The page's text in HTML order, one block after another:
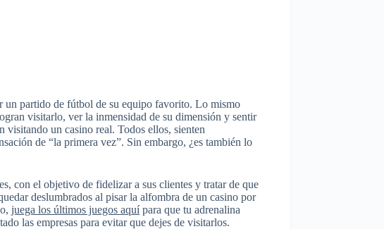
un partido de fútbol de su equipo favorito. Lo mismo
visitarlo, ver la inmensidad de su dimensión y sentir
visitando un casino real. Todos ellos, sienten
de “la primera vez”. Sin embargo, ¿es también lo
con el objetivo de fidelizar a sus clientes y tratar de que
deslumbrados al pisar la alfombra de un casino por
juega los últimos juegos aquípara que tu adrenalina
las empresas para evitar que dejes de visitarlos.